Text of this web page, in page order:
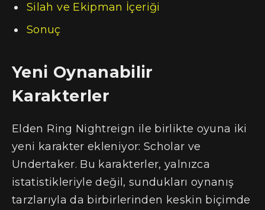
Silah ve Ekipman İçeriği
Sonuç
Yeni Oynanabilir
Karakterler
Elden Ring Nightreign ile birlikte oyuna iki
yeni karakter ekleniyor: Scholar ve
Undertaker. Bu karakterler, yalnızca
istatistikleriyle değil, sundukları oynanış
tarzlarıyla da birbirlerinden keskin biçimde